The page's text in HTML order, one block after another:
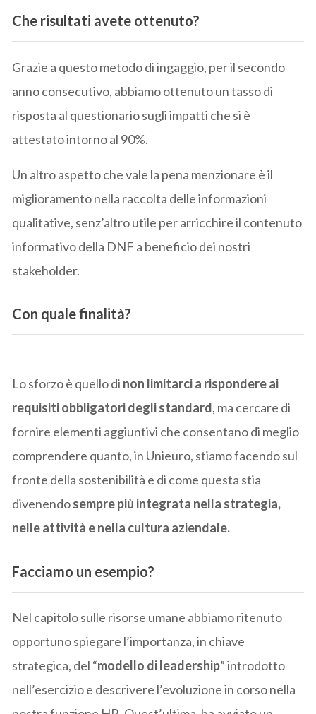
Che risultati avete ottenuto?
Grazie a questo metodo di ingaggio, per il secondo
anno consecutivo, abbiamo ottenuto un tasso di
risposta al questionario sugli impatti che si è
attestato intorno al 90%.
Un altro aspetto che vale la pena menzionare è il
miglioramento nella raccolta delle informazioni
qualitative, senz’altro utile per arricchire il contenuto
informativo della DNF a beneficio dei nostri
stakeholder.
Con quale finalità?
Lo sforzo è quello di non limitarci a rispondere ai
requisiti obbligatori degli standard, ma cercare di
fornire elementi aggiuntivi che consentano di meglio
comprendere quanto, in Unieuro, stiamo facendo sul
fronte della sostenibilità e di come questa stia
divenendosempre più integrata nella strategia,
nelle attività e nella cultura aziendale.
Facciamo un esempio?
Nel capitolo sulle risorse umane abbiamo ritenuto
opportuno spiegare l’importanza, in chiave
strategica, del “modello di leadership” introdotto
nell’esercizio e descrivere l’evoluzione in corso nella